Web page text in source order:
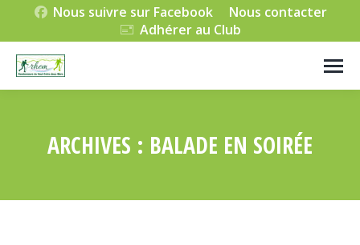
Nous suivre sur Facebook
Nous contacter
Adhérer au Club
ARCHIVES : BALADE EN SOIRÉE